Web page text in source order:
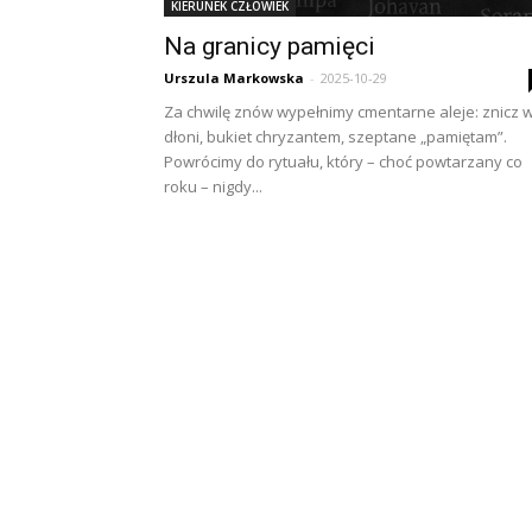
KIERUNEK CZŁOWIEK
Na granicy pamięci
Urszula Markowska - 2025-10-29
Za chwilę znów wypełnimy cmentarne aleje: znicz
dłoni, bukiet chryzantem, szeptane „pamiętam”.
Powrócimy do rytuału, który – choć powtarzany co
roku – nigdy...